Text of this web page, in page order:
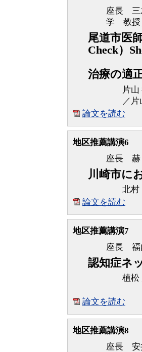
座長 三
学 教授
尾道市医
Check）
治療の適
片
／
論文を読む
地区推薦講演6
座長 赫
川崎市に
北
論文を読む
地区推薦講演7
座長 福
認知症ネ
植
論文を読む
地区推薦講演8
座長 安